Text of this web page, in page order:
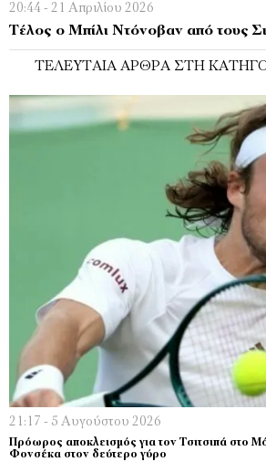
20:44 - 21 Απριλίου 2026
Τέλος ο Μπίλι Ντόνοβαν από τους
ΤΕΛΕΥΤΑΊΑ ΆΡΘΡΑ ΣΤΗ
21:17 - 5 Αυγούστου 2026
Πρόωρος αποκλεισμός για τον Τσιτσιπά στο
Φονσέκα στον δεύτερο γύρο